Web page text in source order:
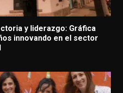
y liderazgo: Gráfica
innovando en el sector